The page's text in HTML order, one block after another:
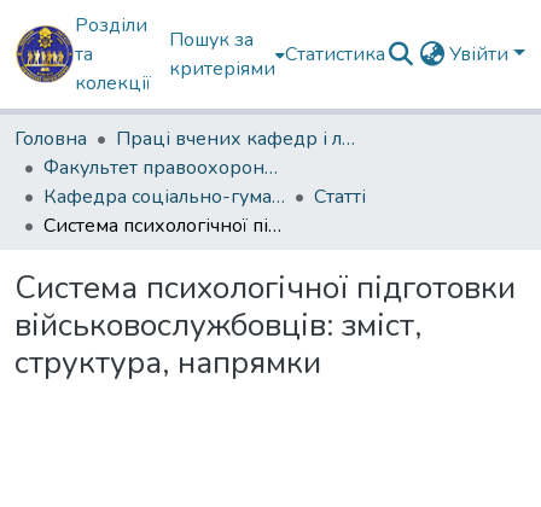
Розділи
та
колекції
Пошук за
критеріями
Статистика Увійти
Головна
Праці вчених кафедр і лабораторій
Факультет правоохоронної діяльності
Кафедра соціально-гуманітарних дисциплін
Статті
Система психологічної підготовки військовослужбовців: зміст, структура, напрямки
Система психологічної підготовки
військовослужбовців: зміст,
структура, напрямки